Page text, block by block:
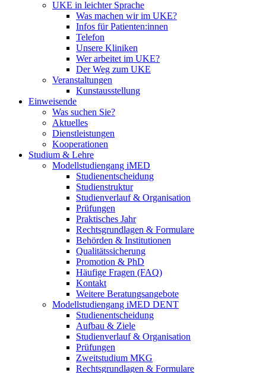
UKE in leichter Sprache
Was machen wir im UKE?
Infos für Patienten:innen
Telefon
Unsere Kliniken
Wer arbeitet im UKE?
Der Weg zum UKE
Veranstaltungen
Kunstausstellung
Einweisende
Was suchen Sie?
Aktuelles
Dienstleistungen
Kooperationen
Studium & Lehre
Modellstudiengang iMED
Studienentscheidung
Studienstruktur
Studienverlauf & Organisation
Prüfungen
Praktisches Jahr
Rechtsgrundlagen & Formulare
Behörden & Institutionen
Qualitätssicherung
Promotion & PhD
Häufige Fragen (FAQ)
Kontakt
Weitere Beratungsangebote
Modellstudiengang iMED DENT
Studienentscheidung
Aufbau & Ziele
Studienverlauf & Organisation
Prüfungen
Zweitstudium MKG
Rechtsgrundlagen & Formulare